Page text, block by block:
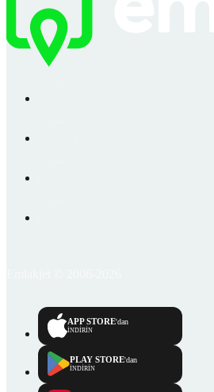
APP STORE'dan
İNDİRİN
PLAY STORE'dan
İNDİRİN